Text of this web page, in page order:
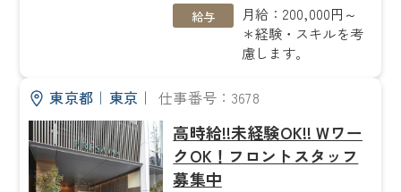
給与
月給：200,000円～
＊経験・スキルを考
慮します。
東京都｜ 東京 ｜ 仕事番号：3678
高時給!!未経験OK!! Wワー
クOK！フロントスタッフ
募集中